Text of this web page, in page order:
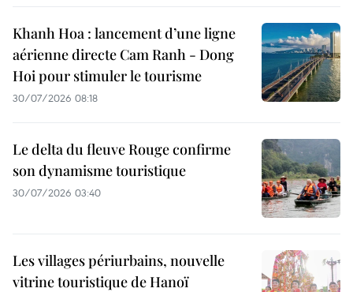
Khanh Hoa : lancement d’une ligne
aérienne directe Cam Ranh - Dong
Hoi pour stimuler le tourisme
30/07/2026 08:18
Le delta du fleuve Rouge confirme
son dynamisme touristique
30/07/2026 03:40
Les villages périurbains, nouvelle
vitrine touristique de Hanoï